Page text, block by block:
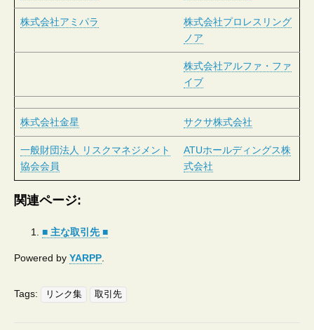
株式会社アミパラ
株式会社プロレスリング
ノア
株式会社アルファ・ファ
イブ
株式会社金星 サクサ株式会社
一般財団法人 リスクマネジメント
協会会員
ATUホールディングス株
式会社
関連ページ:
■ 主な取引先 ■
Powered by YARPP
Tags: リンク集 取引先